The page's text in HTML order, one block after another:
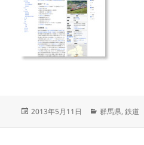
投
2013年5月11日
カ
群馬県,鉄道